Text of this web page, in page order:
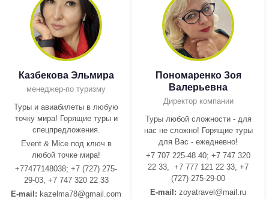
Казбекова Эльмира
менеджер-по туризму
Туры и авиабилеты в любую
точку мира! Горящие туры и
спецпредложения.
Event & Mice под ключ в
любой точке мира!
+77477148038; +7 (727) 275-
29-03, +7 747 320 22 33
E-mail: kazelma78@gmail.com
Пономаренко Зоя
Валерьевна
Директор компании
Туры любой сложности - для
нас не сложно! Горящие туры
для Вас - ежедневно!
+7 707 225-48 40; +7 747 320
22 33, +7 777 121 22 33, +7
(727) 275-29-00
E-mail: zoyatravel@mail.ru